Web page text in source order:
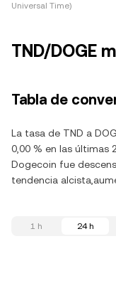
Universal Time)
TND/DOGE
Tabla de
La tasa de TND a
0,00 % en las últimas
Dogecoin fue
tendencia
1 h 24 h